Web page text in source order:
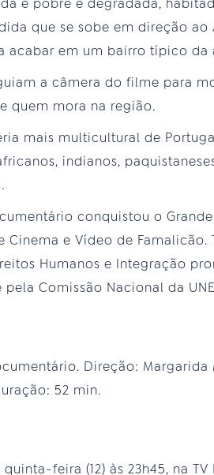
que se sobe em direção ao
acabar em um bairro típico da
a câmera do filme para
quem mora na região.
mais multicultural de
indianos,
conquistou o
Cinema e Vídeo de
Humanos e Integração
Comissão Nacional da
Direção: Margarida
52 min.
feira (12) às 23h45, na TV